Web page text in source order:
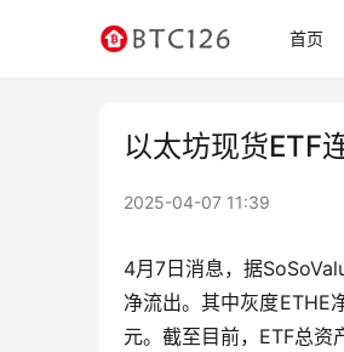
首页
以太坊现货ETF
2025-04-07 11:39
4月7日消息，据
净流出。其中灰度ETHE
元。截至目前，ETF总资